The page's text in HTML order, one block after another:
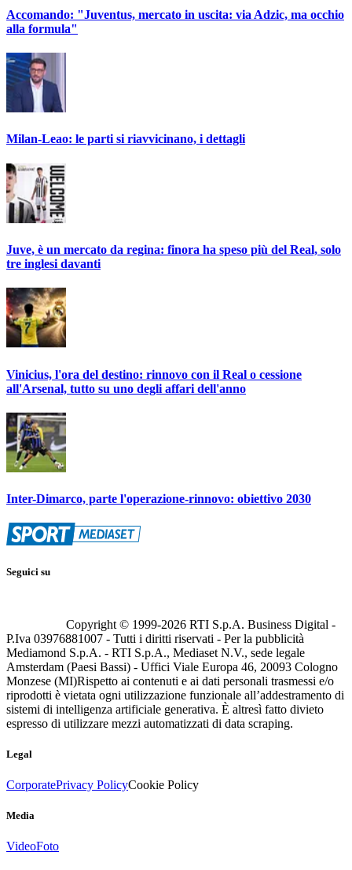
Accomando: "Juventus, mercato in uscita: via Adzic, ma occhio
alla formula"
Milan-Leao: le parti si riavvicinano, i dettagli
Juve, è un mercato da regina: finora ha speso più del Real, solo
tre inglesi davanti
Vinicius, l'ora del destino: rinnovo con il Real o cessione
all'Arsenal, tutto su uno degli affari dell'anno
Inter-Dimarco, parte l'operazione-rinnovo: obiettivo 2030
Seguici su
Copyright © 1999-2026 RTI S.p.A. Business Digital -
P.Iva 03976881007 - Tutti i diritti riservati - Per la pubblicità
Mediamond S.p.A. - RTI S.p.A., Mediaset N.V., sede legale
Amsterdam (Paesi Bassi) - Uffici Viale Europa 46, 20093 Cologno
Monzese (MI)Rispetto ai contenuti e ai dati personali trasmessi e/o
riprodotti è vietata ogni utilizzazione funzionale all’addestramento di
sistemi di intelligenza artificiale generativa. È altresì fatto divieto
espresso di utilizzare mezzi automatizzati di data scraping.
Legal
CorporatePrivacy PolicyCookie Policy
Media
VideoFoto